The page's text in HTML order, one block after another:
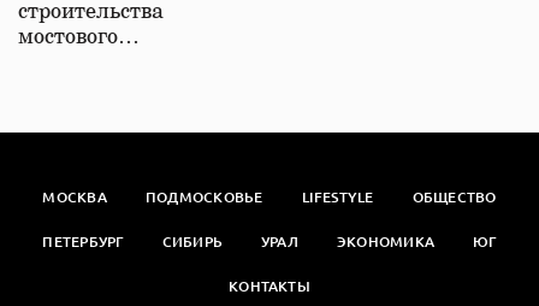
строительства
мостового…
МОСКВА ПОДМОСКОВЬЕ LIFESTYLE ОБЩЕСТВО
ПЕТЕРБУРГ СИБИРЬ УРАЛ ЭКОНОМИКА ЮГ
КОНТАКТЫ